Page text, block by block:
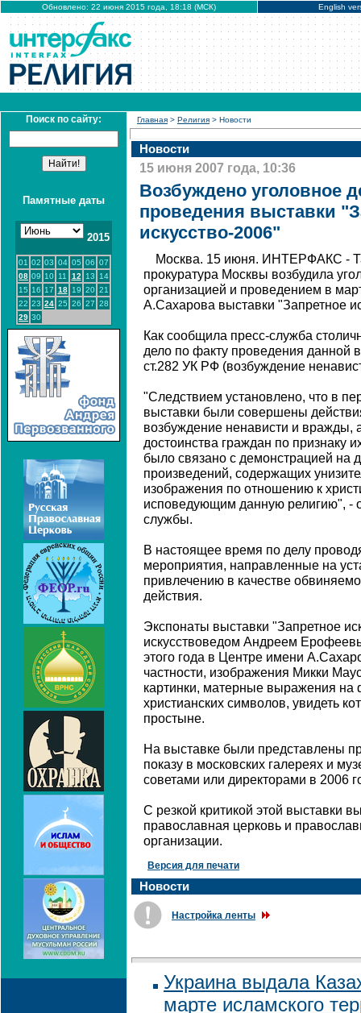
Обновлено: 22 июня 2015 года, 18:18 (МСК) English
Поиск по сайту:
Памятные даты
2015
01 02 03 04 05 06 07
08 09 10 11 12 13
14
15 16 17 18 19 20 21
22 23 24 25 26 27 28
29 30
Главная > Религия > Новости
Новости
15 июня 2007 года, 10:36
Возбуждено уголовное
проведения выставки
искусство-2006"
Москва. 15 июня. ИНТЕРФАКС -
прокуратура Москвы возбудила
организацией и проведением в
А.Сахарова выставки "Запретное
Как сообщила пресс-служба
дело по факту проведения данной
ст.282 УК РФ (возбуждение
"Следствием установлено, что в
выставки были совершены
возбуждение ненависти и вражды,
достоинства граждан по признаку
было связано с демонстрацией на
произведений, содержащих
изображения по отношению к
исповедующим данную религию", -
службы.
В настоящее время по делу
мероприятия, направленные на
привлечению в качестве
действия.
Экспонаты выставки "Запретное
искусствоведом Андреем
этого года в Центре имени
частности, изображения Микки
картинки, матерные выражения на
христианских символов, увидеть
простыне.
На выставке были представлены
показу в московских галереях и
советами или директорами в 2006
С резкой критикой этой выставки
православная церковь и
организации.
Версия для печати
Новости
Настройка ленты
Украина выдала
марте исламского